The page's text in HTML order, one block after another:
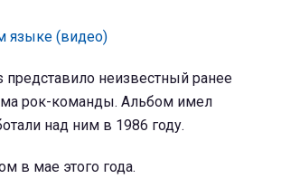
языке (видео)
неизвестный ранее
рок-команды. Альбом имел
над ним в 1986 году.
в мае этого года.